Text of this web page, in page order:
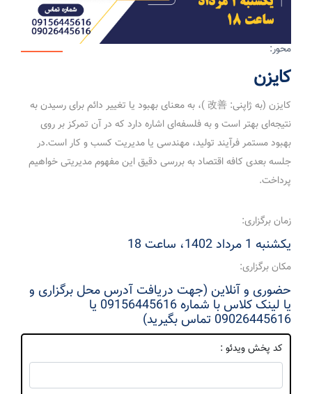
محور:
کایزن
کایزن (به ژاپنی: 改善 )، به معنای بهبود یا تغییر دائم برای رسیدن به
نتیجه‌ای بهتر است و به فلسفه‌ای اشاره دارد که در آن تمرکز بر روی
بهبود مستمر فرآیند تولید، مهندسی یا مدیریت کسب و کار است.در
جلسه بعدی کافه اقتصاد به بررسی دقیق این مفهوم مدیریتی خواهیم
پرداخت.
زمان برگزاری:
یکشنبه 1 مرداد 1402، ساعت 18
مکان برگزاری:
حضوری و آنلاین (جهت دریافت آدرس محل برگزاری و
یا لینک کلاس با شماره 09156445616 یا
09026445616 تماس بگیرید)
کد پخش ویدئو :